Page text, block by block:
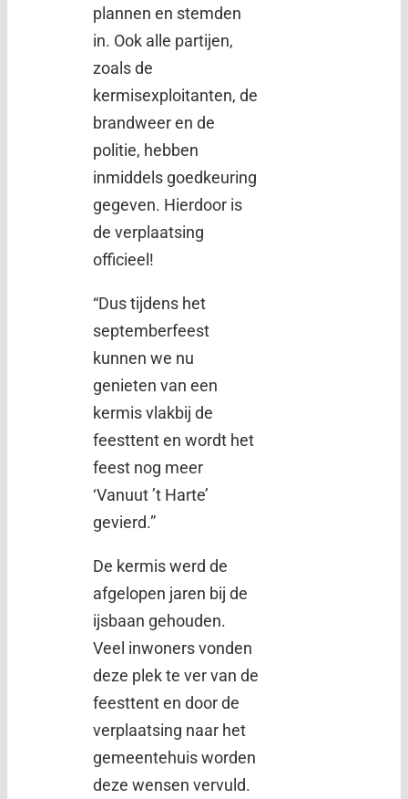
plannen en stemden
in. Ook alle partijen,
zoals de
kermisexploitanten, de
brandweer en de
politie, hebben
inmiddels goedkeuring
gegeven. Hierdoor is
de verplaatsing
officieel!
“Dus tijdens het
septemberfeest
kunnen we nu
genieten van een
kermis vlakbij de
feesttent en wordt het
feest nog meer
‘Vanuut ’t Harte’
gevierd.”
De kermis werd de
afgelopen jaren bij de
ijsbaan gehouden.
Veel inwoners vonden
deze plek te ver van de
feesttent en door de
verplaatsing naar het
gemeentehuis worden
deze wensen vervuld.